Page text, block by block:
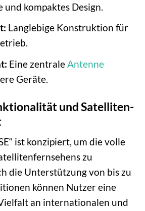
und kompaktes Design.
Langlebige Konstruktion für
Eine zentraleAntenne
Geräte.
und Satelliten-
ist konzipiert, um die volle
zu
die Unterstützung von bis zu
können Nutzer eine
an internationalen und